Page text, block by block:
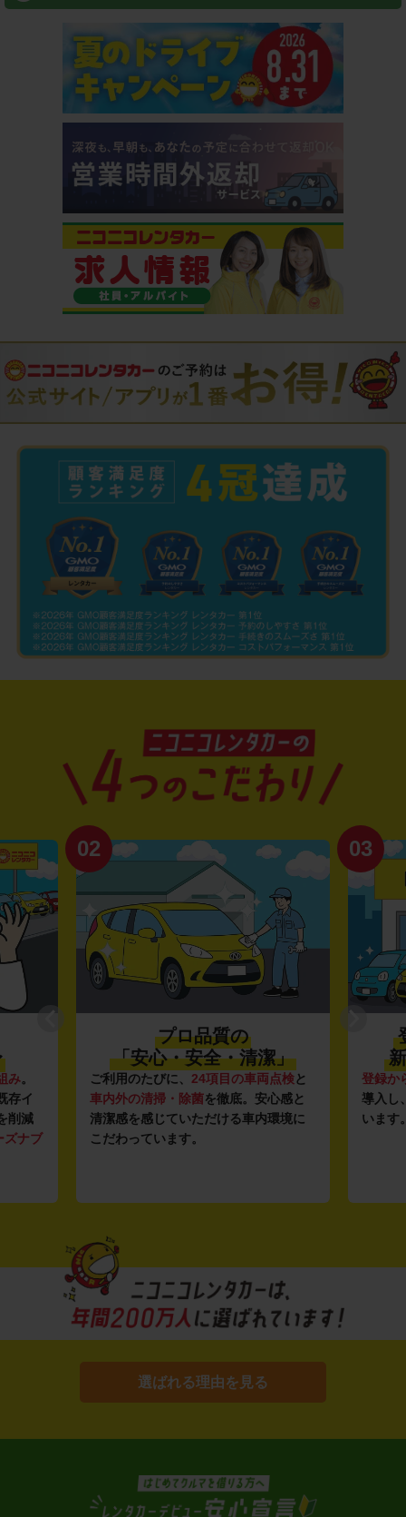
み。
存イ
削減
ズナブ
02
プロ品質の
「安心・安全・清潔」
ご利用のたびに、 24項目の車両点検と
車内外の清掃・除菌を徹底。安心感と
清潔感を感じていただける車内環境に
こだわっています。
03
登録か
導入し
います
選ばれる理由を見る